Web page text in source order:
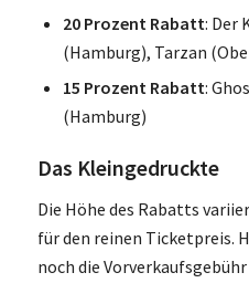
20 Prozent Rabatt: Der
(Hamburg), Tarzan
15 Prozent Rabatt:
(Hamburg)
Das Kleingedruckte
Die Höhe des Rabatts
für den reinen Ticketpreis.
noch die